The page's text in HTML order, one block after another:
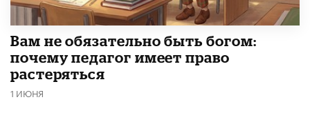
​Вам не обязательно быть богом:
почему педагог имеет право
растеряться
1 ИЮНЯ